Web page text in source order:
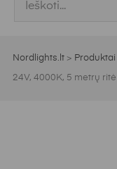
Nordlights.lt > Produktai
24V, 4000K, 5 metrų ritė